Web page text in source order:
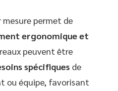
mesure permet de
ergonomique et
peuvent être
spécifiques de
ou équipe, favorisant